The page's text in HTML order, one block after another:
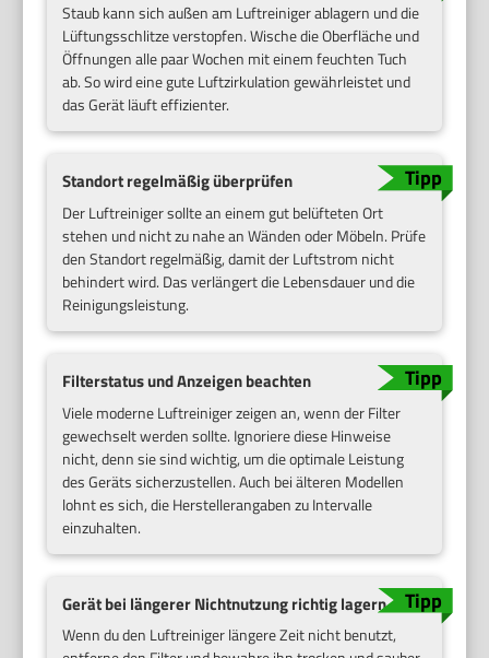
Staub kann sich außen am Luftreiniger ablagern und die
Lüftungsschlitze verstopfen. Wische die Oberfläche und
Öffnungen alle paar Wochen mit einem feuchten Tuch
ab. So wird eine gute Luftzirkulation gewährleistet und
das Gerät läuft effizienter.
Standort regelmäßig überprüfen
Der Luftreiniger sollte an einem gut belüfteten Ort
stehen und nicht zu nahe an Wänden oder Möbeln. Prüfe
den Standort regelmäßig, damit der Luftstrom nicht
behindert wird. Das verlängert die Lebensdauer und die
Reinigungsleistung.
Filterstatus und Anzeigen beachten
Viele moderne Luftreiniger zeigen an, wenn der Filter
gewechselt werden sollte. Ignoriere diese Hinweise
nicht, denn sie sind wichtig, um die optimale Leistung
des Geräts sicherzustellen. Auch bei älteren Modellen
lohnt es sich, die Herstellerangaben zu Intervalle
einzuhalten.
Gerät bei längerer Nichtnutzung richtig lagern
Wenn du den Luftreiniger längere Zeit nicht benutzt,